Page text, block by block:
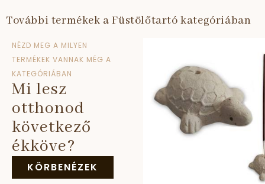
További termékek a Füstölőtartó kategóriában
NÉZD MEG A MILYEN
TERMÉKEK VANNAK MÉG A
KATEGÓRIÁBAN
Mi lesz
otthonod
következő
ékköve?
KÖRBENÉZEK